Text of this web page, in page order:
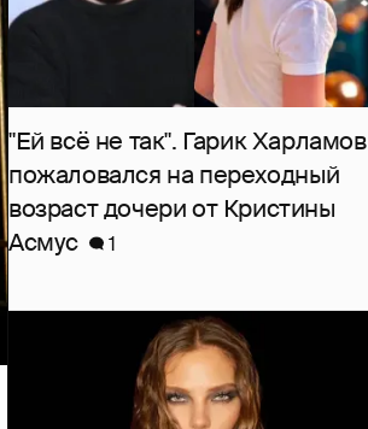
"Ей всё не так". Гарик Харламов
пожаловался на переходный
возраст дочери от Кристины
Асмус
1